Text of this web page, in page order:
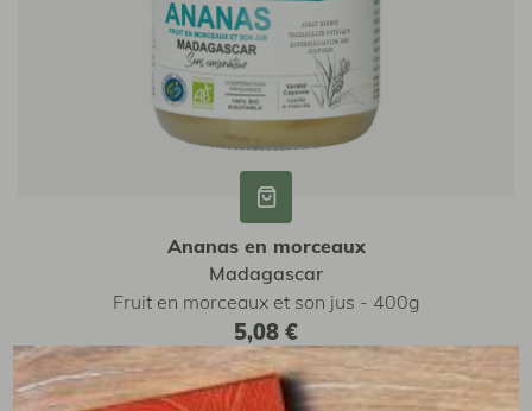
Ananas en morceaux
Madagascar
Fruit en morceaux et son jus - 400g
5,08 €